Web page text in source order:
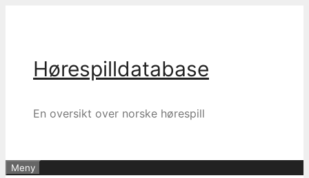
Hørespilldatabase
En oversikt over norske hørespill
Meny